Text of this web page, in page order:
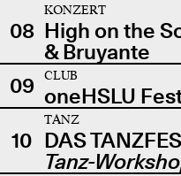
08
KONZERT
High on the
& Bruyante
09
CLUB
oneHSLU
10
TANZ
DAS
Tanz-